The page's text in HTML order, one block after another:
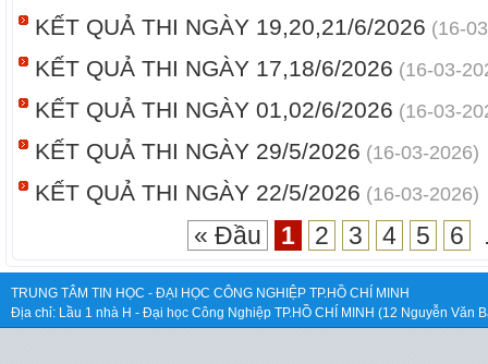
KẾT QUẢ THI NGÀY 19,20,21/6/2026 (16-
KẾT QUẢ THI NGÀY 17,18/6/2026 (16-03-
KẾT QUẢ THI NGÀY 01,02/6/2026 (16-03-
KẾT QUẢ THI NGÀY 29/5/2026 (16-03-2026)
KẾT QUẢ THI NGÀY 22/5/2026 (16-03-2026)
« Đầu 1 2 3 4 5 6
TRUNG TÂM TIN HỌC - ĐẠI HỌC CÔNG NGHIỆP TP.HỒ CHÍ MINH
Địa chỉ: Lầu 1 nhà H - Đại học Công Nghiệp TP.HỒ CHÍ MINH (12 Nguyễn Văn